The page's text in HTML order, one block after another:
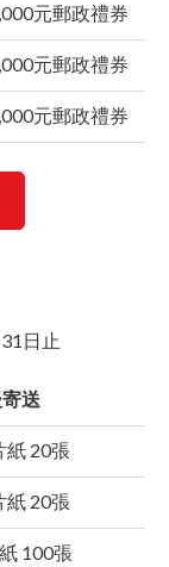
元郵政禮券
元郵政禮券
元郵政禮券
日止
送
紙 20張
紙 20張
100張